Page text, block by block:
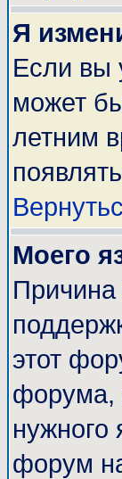
Я
Если вы
может
летним
Моего
Причина
этот
форума,
нужного
форум